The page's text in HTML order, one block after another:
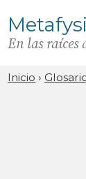
En las raíces
Inicio ›